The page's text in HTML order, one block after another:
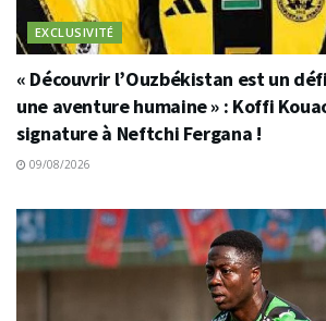
EXCLUSIVITÉ
« Découvrir l’Ouzbékistan est un
une aventure humaine » : Koffi
signature à Neftchi Fergana !
09/08/2026